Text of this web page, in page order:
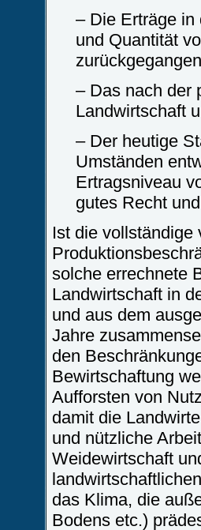
– Die Erträge in
und Quantität
– Das nach der
Landwirtschaft
– Der heutige
Umständen
Ertragsniveau
gutes Recht
Ist die vollständige
solche errechnete
Landwirtschaft in
und aus dem
Jahre
den
Bewirtschaftung
Aufforsten von
damit die
und nützliche
Weidewirtschaft
das Klima, die
Bodens etc.)